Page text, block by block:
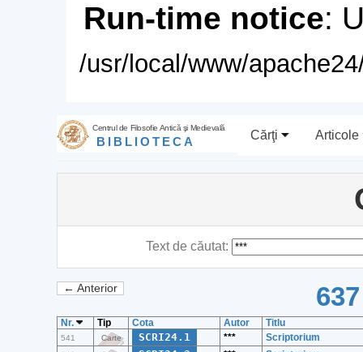
Run-time notice:
/usr/local/www/
Centrul de Filosofie Antică şi Medievală
BIBLIOTECA Cărţi Articole
Text de căutat:
← Anterior
Nr. Tip Cota Autor Titlu
541 Carte SCRI24.1 *** Scriptorium